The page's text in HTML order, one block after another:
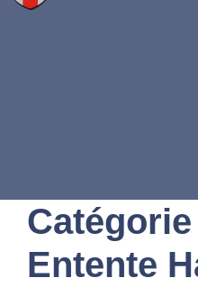
Catégorie
Entente